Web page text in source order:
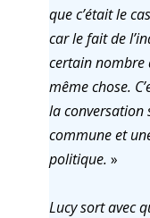
que c’était le
car le fait de
certain nombre
même chose.
la conversation
commune et
politique. »
Lucy sort avec